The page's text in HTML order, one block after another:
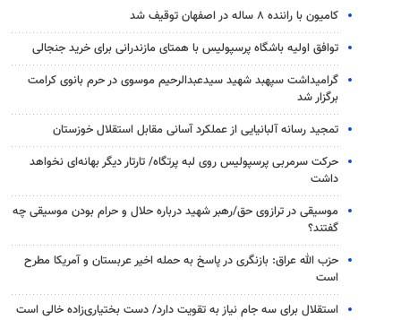
کامیون با راننده ۸ ساله در اصفهان توقیف شد
توافق اولیه باشگاه پرسپولیس با همتای مازندرانی برای خرید جنجالی
گرامیداشت سپهبد شهید سیدعبدالرحیم موسوی در حرم بانوی کرامت
برگزار شد
تمجید رسانه آلبانیایی از عملکرد آسانی مقابل استقلال خوزستان
حرکت سرمربی پرسپولیس روی لبه پرتگاه/ تارتار دیگر بهانه‌ای نخواهد
داشت
موسیقی در ترازوی حق/رهبر شهید درباره حلال و حرام بودن موسیقی چه
گفتند؟
حزب الله عراق: بازنگری در پاسخ به حمله اخیر عربستان و آمریکا مطرح
است
استقلال برای سه جام نیاز به تقویت دارد/ دست بختیاری‌زاده خالی است